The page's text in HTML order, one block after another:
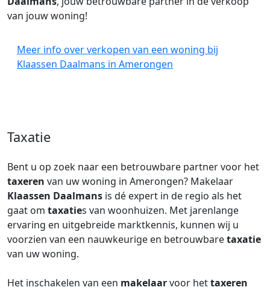
van jouw woning!
Meer info over verkopen van een woning bij
Klaassen Daalmans in Amerongen
Taxatie
Bent u op zoek naar een betrouwbare partner voor het
taxeren van uw woning in Amerongen? Makelaar
Klaassen Daalmans is dé expert in de regio als het
gaat om taxaties van woonhuizen. Met jarenlange
ervaring en uitgebreide marktkennis, kunnen wij u
voorzien van een nauwkeurige en betrouwbaretaxatie
van uw woning.
Het inschakelen van een makelaarvoor hettaxeren